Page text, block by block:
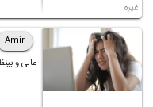
غیره
Amir
عالی و